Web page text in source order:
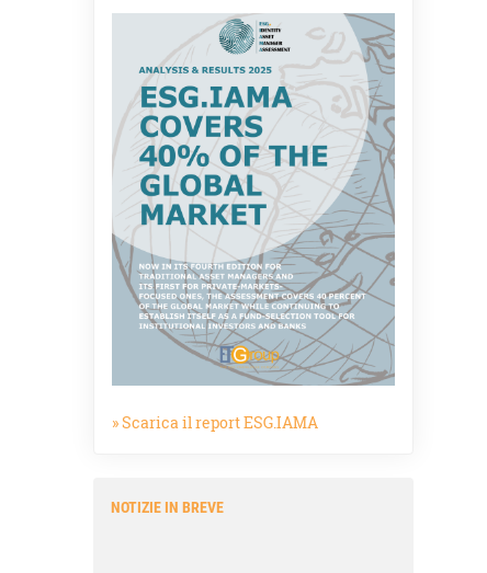
» Scarica il report ESG.IAMA
NOTIZIE IN BREVE